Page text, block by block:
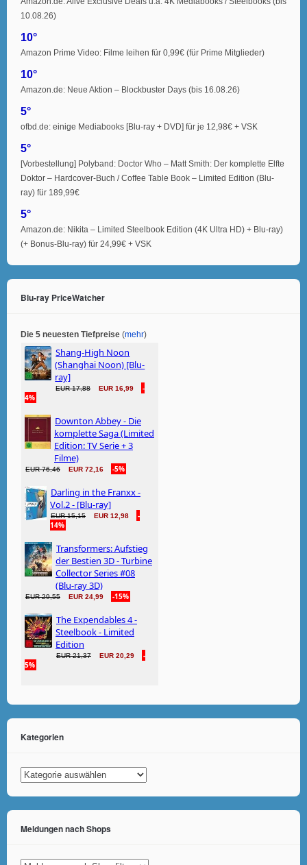
10.08.26)
10°
Amazon Prime Video: Filme leihen für 0,99€ (für Prime Mitglieder)
10°
Amazon.de: Neue Aktion – Blockbuster Days (bis 16.08.26)
5°
ofbd.de: einige Mediabooks [Blu-ray + DVD] für je 12,98€ + VSK
5°
[Vorbestellung] Polyband: Doctor Who – Matt Smith: Der komplette Elfte
Doktor – Hardcover-Buch / Coffee Table Book – Limited Edition (Blu-
ray) für 189,99€
5°
Amazon.de: Nikita – Limited Steelbook Edition (4K Ultra HD) + Blu-ray)
(+ Bonus-Blu-ray) für 24,99€ + VSK
Blu-ray PriceWatcher
Die 5 neuesten Tiefpreise (mehr)
Kategorien
Kategorien
Meldungen nach Shops